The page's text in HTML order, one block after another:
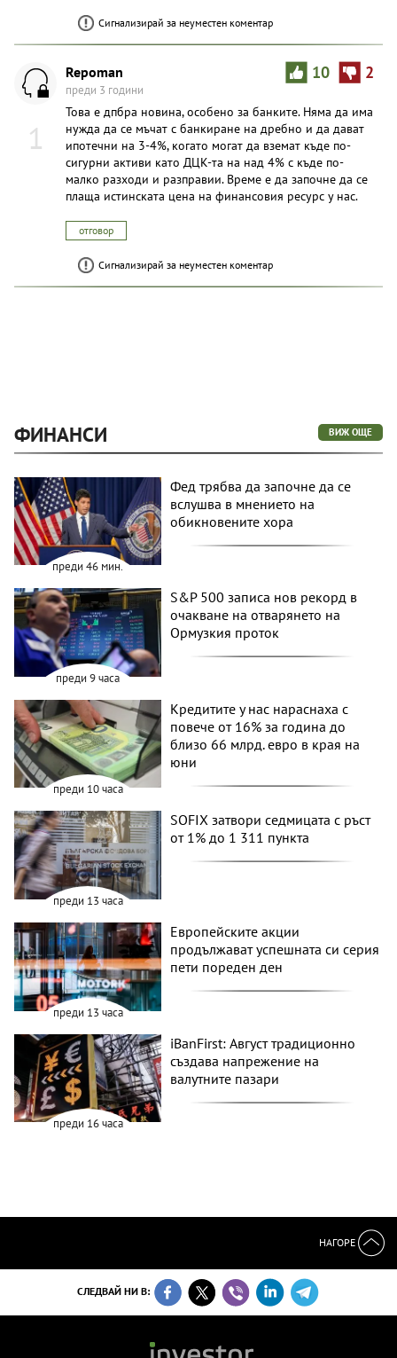
Сигнализирай за неуместен коментар
1
10 2
Repoman
преди 3 години
Това е дпбра новина, особено за банките. Няма да има
нужда да се мъчат с банкиране на дребно и да дават
ипотечни на 3-4%, когато могат да вземат къде по-
сигурни активи като ДЦК-та на над 4% с къде по-
малко разходи и разправии. Време е да започне да се
плаща истинската цена на финансовия ресурс у нас.
отговор
Сигнализирай за неуместен коментар
ФИНАНСИ ВИЖ ОЩЕ
преди 46 мин.
Фед трябва да започне да се
вслушва в мнението на
обикновените хора
преди 9 часа
S&P 500 записа нов рекорд в
очакване на отварянето на
Ормузкия проток
преди 10 часа
Кредитите у нас нараснаха с
повече от 16% за година до
близо 66 млрд. евро в края на
юни
преди 13 часа
SOFIX затвори седмицата с ръст
от 1% до 1 311 пункта
преди 13 часа
Европейските акции
продължават успешната си серия
пети пореден ден
преди 16 часа
iBanFirst: Август традиционно
създава напрежение на
валутните пазари
НАГОРЕ
СЛЕДВАЙ НИ В: